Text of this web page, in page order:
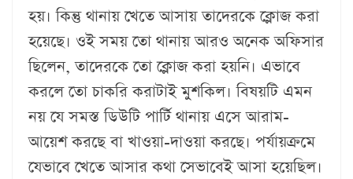
হয়। কিন্তু থানায় খেতে আসায় তাদেরকে ক্লোজ করা
হয়েছে। ওই সময় তো থানায় আরও অনেক অফিসার
ছিলেন, তাদেরকে তো ক্লোজ করা হয়নি। এভাবে
করলে তো চাকরি করাটাই মুশকিল। বিষয়টি এমন
নয় যে সমস্ত ডিউটি পার্টি থানায় এসে আরাম-
আয়েশ করছে বা খাওয়া-দাওয়া করছে। পর্যায়ক্রমে
যেভাবে খেতে আসার কথা সেভাবেই আসা হয়েছিল।